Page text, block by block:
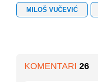
MILOŠ VUČEVIĆ
KOMENTARI 26